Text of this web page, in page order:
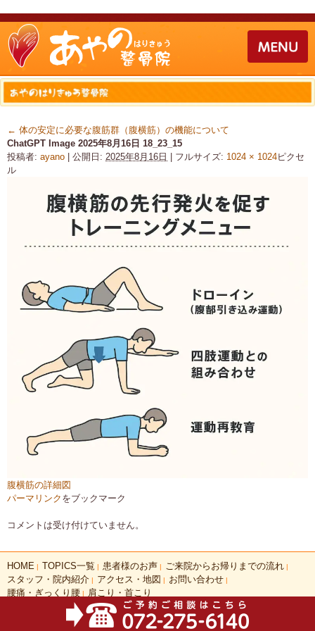
← 体の安定に必要な腹筋群（腹横筋）の機能について
ChatGPT Image 2025年8月16日 18_23_15
投稿者: ayano | 公開日: 2025年8月16日 | フルサイズ: 1024 × 1024ピクセ
ル
腹横筋の詳細図
パーマリンク をブックマーク
コメントは受け付けていません。
HOME | TOPICS一覧 | 患者様のお声 | ご来院からお帰りまでの流れ |
スタッフ・院内紹介 | アクセス・地図 | お問い合わせ |
腰痛・ぎっくり腰 | 肩こり・首こり
COPYRIGHT(C)2026 あやのはりきゅう整骨院 ALL RIGHTS RESERVED.